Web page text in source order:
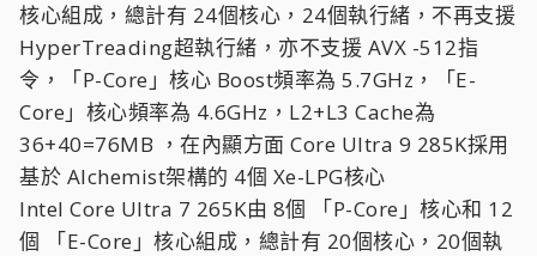
核心組成，總計有 24個核心，24個執行緒，不再支援
HyperTreading超執行緒，亦不支援 AVX -512指
令，「P-Core」核心 Boost頻率為 5.7GHz，「E-
Core」核心頻率為 4.6GHz，L2+L3 Cache為
36+40=76MB ，在內顯方面 Core Ultra 9 285K採用
基於 Alchemist架構的 4個 Xe-LPG核心
Intel Core Ultra 7 265K由 8個 「P-Core」核心和 12
個 「E-Core」核心組成，總計有 20個核心，20個執